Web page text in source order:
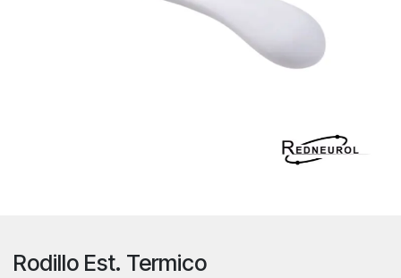
Rodillo Est. Termico